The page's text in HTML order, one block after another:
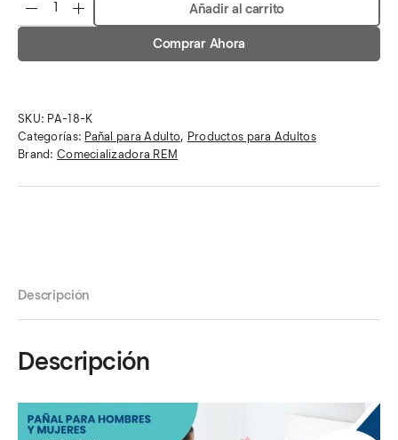
Añadir al carrito
Comprar Ahora
SKU: PA-18-K
Categorías: Pañal para Adulto, Productos para Adultos
Brand: Comecializadora REM
Descripción
Descripción